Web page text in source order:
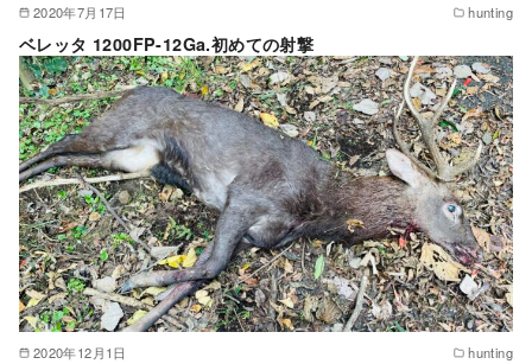
2020年7月17日 hunting
ベレッタ 1200FP-12Ga.初めての射撃
2020年12月1日 hunting